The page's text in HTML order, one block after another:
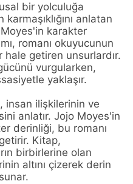
bir yolculuğa
anlatan
karakter
romanı okuyucunun
getiren unsurlardır.
vurgularken,
yaklaşır.
insan ilişkilerinin ve
anlatır. Jojo Moyes'in
derinliği, bu romanı
Kitap,
birbirlerine olan
altını çizerek derin